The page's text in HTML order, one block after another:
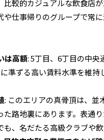
比較的カジュアルな飲食店
や仕事帰りのグループで常
は高額: 5丁目、6丁目の中央
準ずる高い賃料水準を維持
: このエリアの真骨頂は、並
た路地裏にあります。表通
も、名だたる高級クラブや